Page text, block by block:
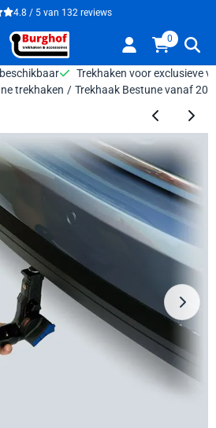
Kies instellingen of sta alle
4.8 / 5 van 132 reviews
0
Trekhaken voor exclusieve
trekhaken / Trekhaak Bestune vanaf